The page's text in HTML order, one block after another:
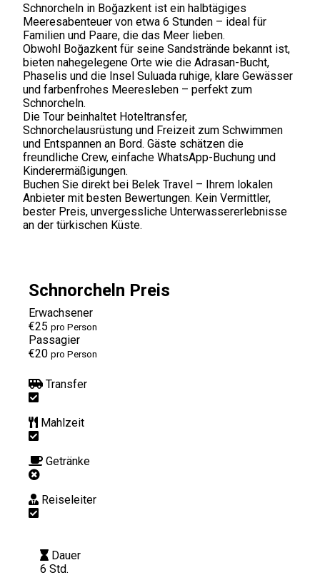
Schnorcheln in Boğazkent ist ein halbtägiges
Meeresabenteuer von etwa 6 Stunden – ideal für
Familien und Paare, die das Meer lieben.
Obwohl Boğazkent für seine Sandstrände bekannt ist,
bieten nahegelegene Orte wie die Adrasan-Bucht,
Phaselis und die Insel Suluada ruhige, klare Gewässer
und farbenfrohes Meeresleben – perfekt zum
Schnorcheln.
Die Tour beinhaltet Hoteltransfer,
Schnorchelausrüstung und Freizeit zum Schwimmen
und Entspannen an Bord. Gäste schätzen die
freundliche Crew, einfache WhatsApp-Buchung und
Kinderermäßigungen.
Buchen Sie direkt bei Belek Travel – Ihrem lokalen
Anbieter mit besten Bewertungen. Kein Vermittler,
bester Preis, unvergessliche Unterwassererlebnisse
an der türkischen Küste.
Schnorcheln Preis
Erwachsener
€25 pro Person
Passagier
€20 pro Person
Transfer
Mahlzeit
Getränke
Reiseleiter
Dauer
6 Std.